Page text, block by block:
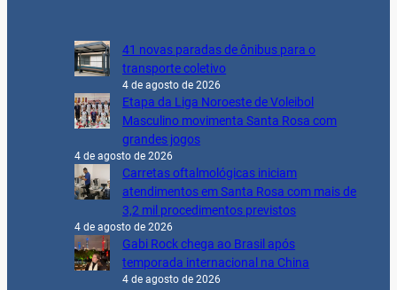
41 novas paradas de ônibus para o
transporte coletivo
4 de agosto de 2026
Etapa da Liga Noroeste de Voleibol
Masculino movimenta Santa Rosa com
grandes jogos
4 de agosto de 2026
Carretas oftalmológicas iniciam
atendimentos em Santa Rosa com mais de
3,2 mil procedimentos previstos
4 de agosto de 2026
Gabi Rock chega ao Brasil após
temporada internacional na China
4 de agosto de 2026